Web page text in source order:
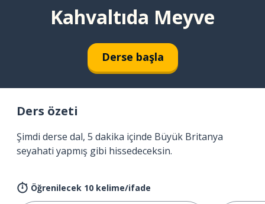
Kahvaltıda Meyve
Derse başla
Ders özeti
Şimdi derse dal, 5 dakika içinde Büyük Britanya
seyahati yapmış gibi hissedeceksin.
Öğrenilecek 10 kelime/ifade